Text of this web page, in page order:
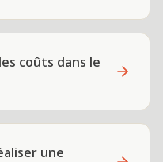
coûts dans le
une